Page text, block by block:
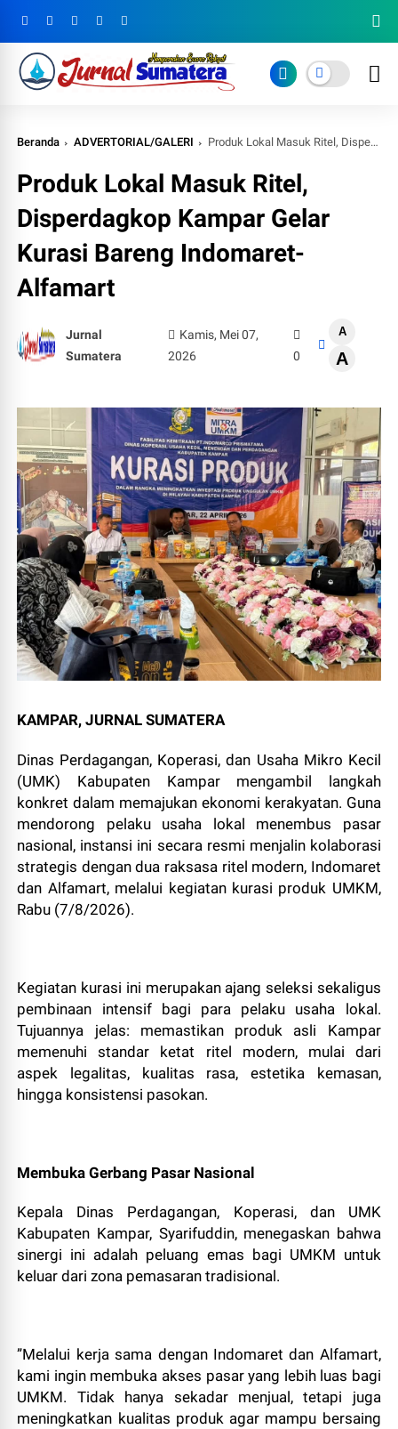
Beranda ADVERTORIAL/GALERI Produk Lokal Masuk Ritel, Disperdagkop Kampar Gelar Kurasi Bareng Indomaret-Alfamart
Produk Lokal Masuk Ritel,
Disperdagkop Kampar Gelar
Kurasi Bareng Indomaret-
Alfamart
Jurnal
Sumatera
Kamis, Mei 07,
2026
0
A
A
KAMPAR, JURNAL SUMATERA
Dinas Perdagangan, Koperasi, dan Usaha Mikro Kecil
(UMK) Kabupaten Kampar mengambil langkah
konkret dalam memajukan ekonomi kerakyatan. Guna
mendorong pelaku usaha lokal menembus pasar
nasional, instansi ini secara resmi menjalin kolaborasi
strategis dengan dua raksasa ritel modern, Indomaret
dan Alfamart, melalui kegiatan kurasi produk UMKM,
Rabu (7/8/2026).
Kegiatan kurasi ini merupakan ajang seleksi sekaligus
pembinaan intensif bagi para pelaku usaha lokal.
Tujuannya jelas: memastikan produk asli Kampar
memenuhi standar ketat ritel modern, mulai dari
aspek legalitas, kualitas rasa, estetika kemasan,
hingga konsistensi pasokan.
Membuka Gerbang Pasar Nasional
Kepala Dinas Perdagangan, Koperasi, dan UMK
Kabupaten Kampar, Syarifuddin, menegaskan bahwa
sinergi ini adalah peluang emas bagi UMKM untuk
keluar dari zona pemasaran tradisional.
”Melalui kerja sama dengan Indomaret dan Alfamart,
kami ingin membuka akses pasar yang lebih luas bagi
UMKM. Tidak hanya sekadar menjual, tetapi juga
meningkatkan kualitas produk agar mampu bersaing